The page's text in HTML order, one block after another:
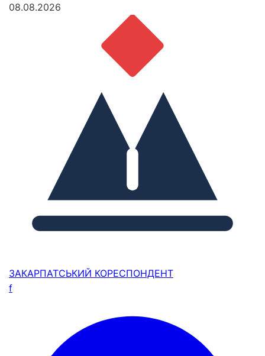
08.08.2026
ЗАКАРПАТСЬКИЙ КОРЕСПОНДЕНТ
f